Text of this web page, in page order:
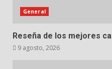
General
Reseña de los mejores
9 agosto, 2026